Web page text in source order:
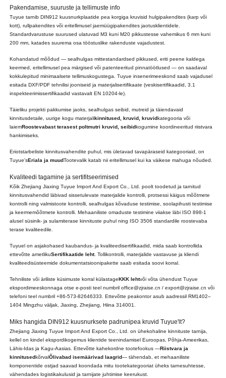
Pakendamise, suuruste ja tellimuste info
Tuyue tarnib DIN912 kuusnurkplaatide pea korgiga kruvisid hulgipakendites (karp või
kott), rullpakendites või eritellimusel jaemüügipakendites jaotusklientidele.
Standardvarustuse suurused ulatuvad M3 kuni M20 pikkustesse vahemikus 6 mm kuni
200 mm, katades suurema osa tööstuslike rakenduste vajadustest.
Kohandatud mõõdud — sealhulgas mittestandardsed pikkused, eriti peene kaldega
keermed, eritellimusel pea märgised või patenteeritud pinnatöötlused — on saadaval
kokkulepitud minimaalsete tellimuskogustega. Tuyue insenerimeeskond saab vajadusel
esitada DXF/PDF tehnilisi jooniseid ja materjalisertifikaate (veskisertifikaadid, 3.1
inspekteerimissertifikaadid vastavalt EN 10204-le).
Täieliku projekti pakkumise jaoks, sealhulgas seibid, mutreid ja täiendavaid
kinnitusdetaile, uurige kogu materjalikinnitused, kruvid, kruvidkategooria või
laiemRoostevabast terasest poltmutri kruvid, seibidkogumine koordineeritud riistvara
hankimiseks.
Eriotstarbeliste kinnitusvahendite puhul, mis ületavad tavapäraseid kategooriaid, on
Tuyue'sEriala ja muudTootevalik katab nii eritellimusel kui ka väikese mahuga nõuded.
Kvaliteedi tagamine ja sertifitseerimised
Kõik Zhejiang Jiaxing Tuyue Import And Export Co., Ltd. poolt toodetud ja tarnitud
kinnitusvahendid läbivad sissetulevate materjalide kontrolli, protsessi käigus mõõtmete
kontrolli ning valmistoote kontrolli, sealhulgas kõvaduse testimise, soolapihusti testimise
ja keermemõõtmete kontrolli. Mehaaniliste omaduste testimine viiakse läbi ISO 898-1
alusel süsinik- ja sulamiterase kinnituste puhul ning ISO 3506 standardile roostevaba
terase kvaliteedile.
Tuyuel on asjakohased kaubandus- ja kvaliteedisertifikaadid, mida saab kontrollida
ettevõtte ametlikuSertifikaatide leht. Tollikontrolli, materjalide vastavuse ja kliendi
kvaliteedisüsteemide dokumentatsioonipakette saab esitada soovi korral.
Tehniliste või äriliste küsimuste korral külastageKKK lehtvõi võta ühendust Tuyue
ekspordimeeskonnaga otse e-posti teel numbril office@zjraise.cn / export@zjraise.cn või
telefoni teel numbril +86-573-82646333. Ettevõtte peakontor asub aadressil RM1402–
1404 Mingzhu väljak, Jiaxing, Zhejiang, Hiina 314001.
Miks hangida DIN912 kuusnurksete padrunipea kruvid Tuyue'lt?
Zhejiang Jiaxing Tuyue Import And Export Co., Ltd. on ühekohaline kinnituste tarnija,
kellel on kindel ekspordikogemus klientide teenindamisel Euroopas, Põhja-Ameerikas,
Lähis-Idas ja Kagu-Aasias. Ettevõtte kahekordne tootefookus —Riistvara ja
kinnitusedkõrvalÕlivabad isemäärivad laagrid— tähendab, et mehaaniliste
komponentide ostjad saavad koondada mitu tootekategooriat üheks tarnesuhtesse,
vähendades logistikakulusid ja tarnijate juhtimise keerukust.